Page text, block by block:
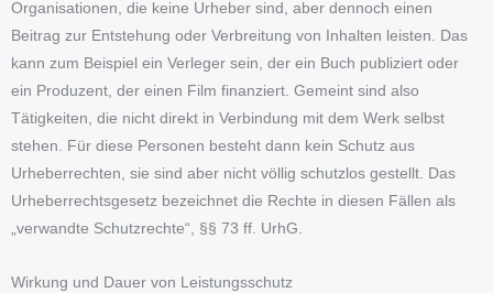
Organisationen, die keine Urheber sind, aber dennoch einen
Beitrag zur Entstehung oder Verbreitung von Inhalten leisten. Das
kann zum Beispiel ein Verleger sein, der ein Buch publiziert oder
ein Produzent, der einen Film finanziert. Gemeint sind also
Tätigkeiten, die nicht direkt in Verbindung mit dem Werk selbst
stehen. Für diese Personen besteht dann kein Schutz aus
Urheberrechten, sie sind aber nicht völlig schutzlos gestellt. Das
Urheberrechtsgesetz bezeichnet die Rechte in diesen Fällen als
„verwandte Schutzrechte“, §§ 73 ff. UrhG.
Wirkung und Dauer von Leistungsschutz